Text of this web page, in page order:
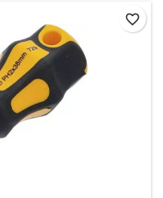
favorite_border